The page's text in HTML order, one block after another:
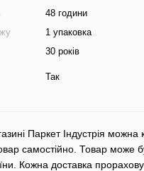
48 години
1 упаковка
30 років
Так
Паркет Індустрія можна
самостійно. Товар може
Кожна доставка